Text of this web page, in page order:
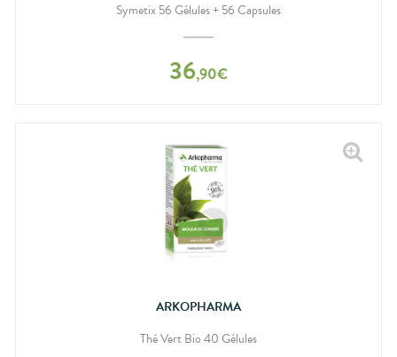
Symetix 56 Gélules + 56 Capsules
36,90€
ARKOPHARMA
Thé Vert Bio 40 Gélules